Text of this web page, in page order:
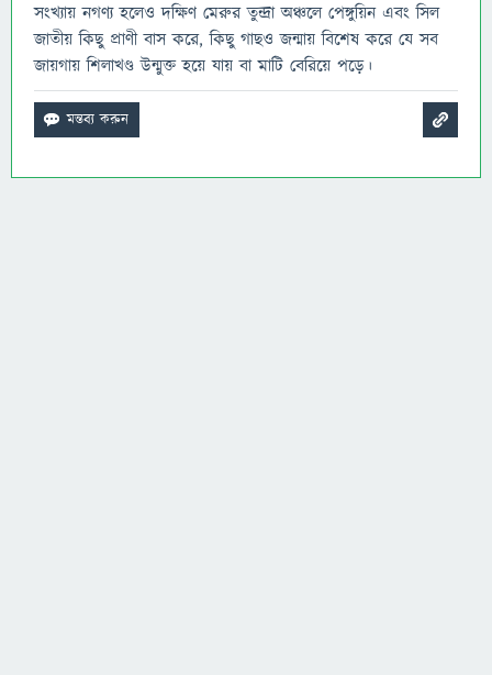
সংখ্যায় নগণ্য হলেও দক্ষিণ মেরুর তুন্দ্রা অঞ্চলে পেঙ্গুয়িন এবং সিল
জাতীয় কিছু প্রাণী বাস করে, কিছু গাছও জন্মায় বিশেষ করে যে সব
জায়গায় শিলাখণ্ড উন্মুক্ত হয়ে যায় বা মাটি বেরিয়ে পড়ে।